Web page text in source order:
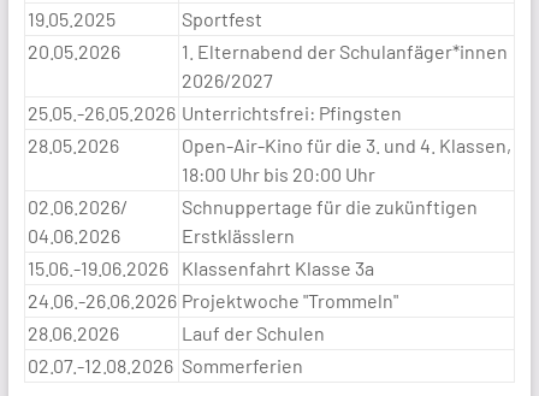
19.05.2025
Sportfest
20.05.2026
1. Elternabend der Schulanfäger*innen
2026/2027
25.05.-26.05.2026 Unterrichtsfrei: Pfingsten
28.05.2026
Open-Air-Kino für die 3. und 4. Klassen,
18:00 Uhr bis 20:00 Uhr
02.06.2026/
04.06.2026
Schnuppertage für die zukünftigen
Erstklässlern
15.06.-19.06.2026
Klassenfahrt Klasse 3a
24.06.-26.06.2026 Projektwoche "Trommeln"
28.06.2026
Lauf der Schulen
02.07.-12.08.2026 Sommerferien